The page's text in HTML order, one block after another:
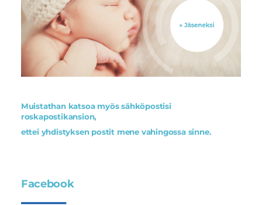
Muistathan katsoa myös sähköpostisi
roskapostikansion,
ettei yhdistyksen postit mene vahingossa sinne.
Facebook